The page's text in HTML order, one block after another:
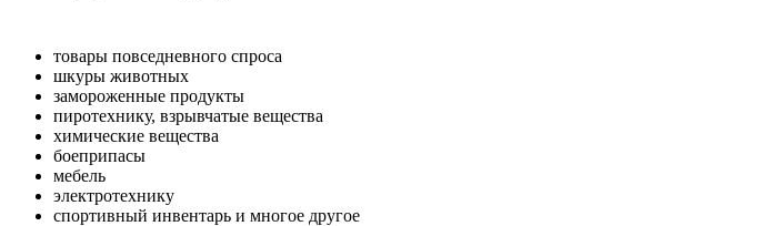
товары повседневного спроса
шкуры животных
замороженные продукты
пиротехнику, взрывчатые вещества
химические вещества
боеприпасы
мебель
электротехнику
спортивный инвентарь и многое другое